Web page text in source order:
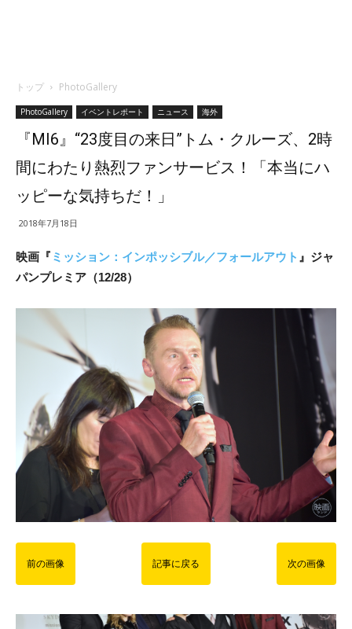
トップ PhotoGallery
PhotoGallery イベントレポート ニュース 海外
『MI6』“23度目の来日”トム・クルーズ、2時
間にわたり熱烈ファンサービス！「本当にハ
ッピーな気持ちだ！」
2018年7月18日
映画『 ミッション：インポッシブル／フォールアウト 』ジャ
パンプレミア（12/28）
前の画像 記事に戻る 次の画像